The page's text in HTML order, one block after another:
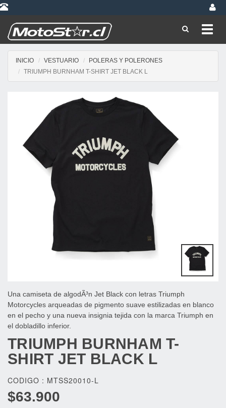
INICIO VESTUARIO
POLERAS Y POLERONES
TRIUMPH BURNHAM T-SHIRT JET BLACK L
Una camiseta de algodÃ³n Jet Black con letras Triumph
Motorcycles arqueadas de pigmento suave estilizadas en blanco
en el pecho y una nueva insignia tejida con la marca Triumph en
el dobladillo inferior.
TRIUMPH BURNHAM T-
SHIRT JET BLACK L
CODIGO : MTSS20010-L
$63.900